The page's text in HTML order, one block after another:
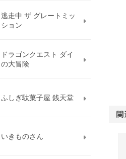
逃走中 ザ グレートミッ
ション
ドラゴンクエスト ダイ
の大冒険
ふしぎ駄菓子屋 銭天堂
いきものさん